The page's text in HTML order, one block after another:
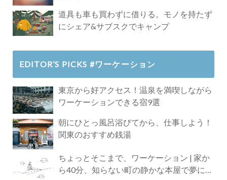
道具も車も買わずに借りる。モノを持たず
にシェア&サブスクでキャンプ
EDITOR’S PICKS #ワーケーション
東京から好アクセス！温泉を満喫しながら
ワーケーションできる宿9選
朝にひとっ風呂浴びてから、仕事しよう！
関東のおすすめ銭湯
ちょっとそこまで、ワーケーション | 家か
ら40分、知らない町の静かな本屋で夢に近